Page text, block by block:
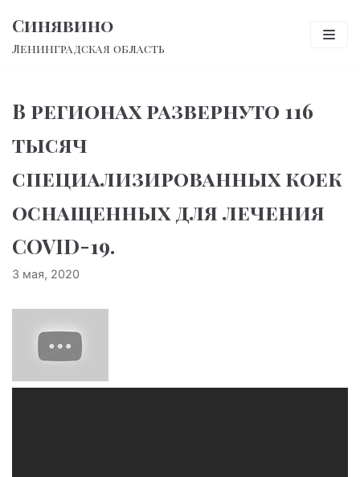
Перейти
к
Синявино
Ленинградская область
В регионах развернуто 116
тысяч
специализированных коек
оснащенных для лечения
COVID-19.
3 мая, 2020